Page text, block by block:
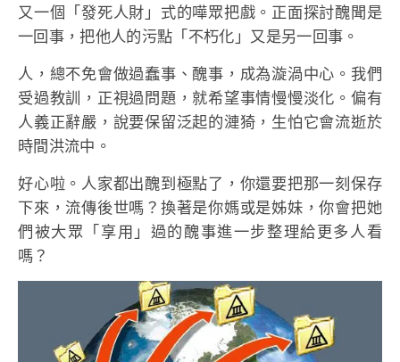
又一個「發死人財」式的嘩眾把戲。正面探討醜聞是
一回事，把他人的污點「不朽化」又是另一回事。
人，總不免會做過蠢事、醜事，成為漩渦中心。我們
受過教訓，正視過問題，就希望事情慢慢淡化。偏有
人義正辭嚴，說要保留泛起的漣猗，生怕它會流逝於
時間洪流中。
好心啦。人家都出醜到極點了，你還要把那一刻保存
下來，流傳後世嗎？換著是你媽或是姊妹，你會把她
們被大眾「享用」過的醜事進一步整理給更多人看
嗎？